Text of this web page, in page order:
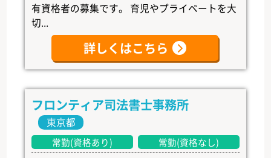
有資格者の募集です。 育児やプライベートを大
切...
詳しくはこちら
フロンティア司法書士事務所
東京都
常勤(資格あり) 常勤(資格なし)